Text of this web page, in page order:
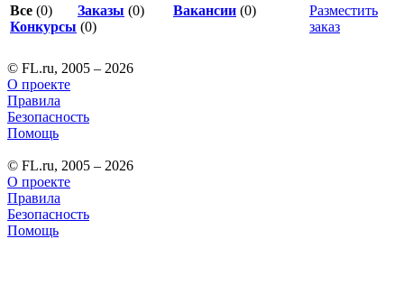
Все (0) Заказы (0) Вакансии (0)
Конкурсы (0)
Разместить
заказ
© FL.ru, 2005 – 2026
О проекте
Правила
Безопасность
Помощь
© FL.ru, 2005 – 2026
О проекте
Правила
Безопасность
Помощь